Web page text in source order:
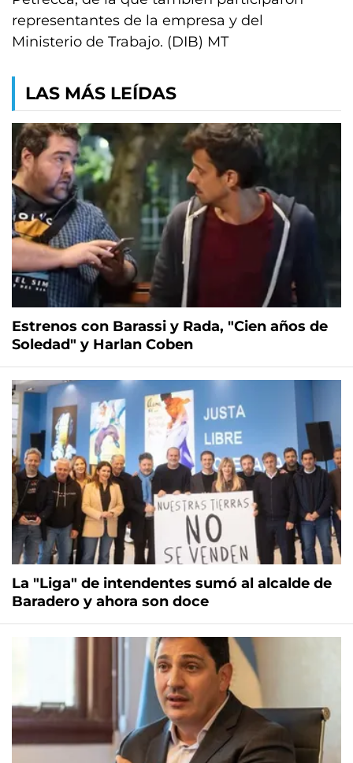
representantes de la empresa y del
Ministerio de Trabajo. (DIB) MT
LAS MÁS LEÍDAS
Estrenos con Barassi y Rada, "Cien años de
Soledad" y Harlan Coben
La "Liga" de intendentes sumó al alcalde de
Baradero y ahora son doce